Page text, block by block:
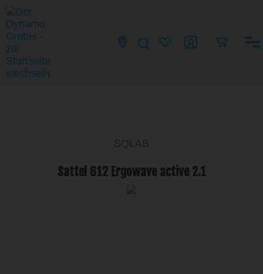
SQLAB
Sattel 612 Ergowave active 2.1